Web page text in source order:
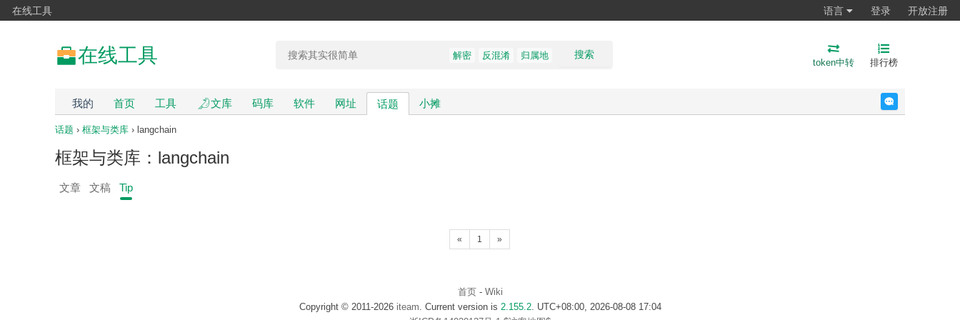
在线工具 语言 登录 开放注册
在线工具 搜索
解密 反混淆 归属地
token中转 排行榜
我的 首页 工具 文库 码库 软件 网址 话题 小摊
话题 › 框架与类库 › langchain
框架与类库：langchain
文章 文稿 Tip
« 1 »
首页- Wiki
Copyright © 2011-2026 iteam . Current version is 2.155.2. UTC+08:00, 2026-08-08 17:04